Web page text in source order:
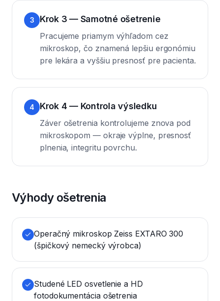
3 Krok 3 — Samotné ošetrenie
Pracujeme priamym výhľadom cez
mikroskop, čo znamená lepšiu ergonómiu
pre lekára a vyššiu presnosť pre pacienta.
4 Krok 4 — Kontrola výsledku
Záver ošetrenia kontrolujeme znova pod
mikroskopom — okraje výplne, presnosť
plnenia, integritu povrchu.
Výhody ošetrenia
Operačný mikroskop Zeiss EXTARO 300
(špičkový nemecký výrobca)
Studené LED osvetlenie a HD
fotodokumentácia ošetrenia